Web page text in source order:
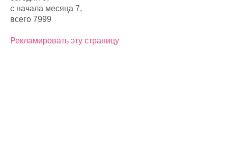
с начала месяца 7,
всего 7999
Рекламировать эту страницу